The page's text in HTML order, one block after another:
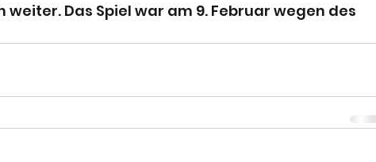
Das Spiel war am 9. Februar wegen des